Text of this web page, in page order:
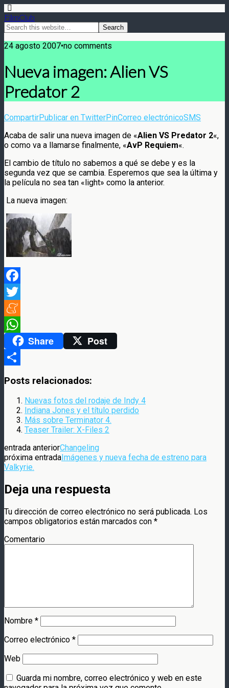
FilmClub
24 agosto 2007•no comments
Nueva imagen: Alien VS
Predator 2
CompartirPublicar en TwitterPinCorreo electrónicoSMS
Acaba de salir una nueva imagen de «Alien VS Predator 2«,
o como va a llamarse finalmente, «AvP Requiem«.
El cambio de título no sabemos a qué se debe y es la
segunda vez que se cambia. Esperemos que sea la última y
la película no sea tan «light» como la anterior.
La nueva imagen:
Facebook
Twitter
Meneame
WhatsAppShare Post
Posts relacionados:
Nuevas fotos del rodaje de Indy 4
Indiana Jones y el título perdido
Más sobre Terminator 4.
Teaser Trailer: X-Files 2
entrada anteriorChangeling
próxima entrada Imágenes y nueva fecha de estreno para
Valkyrie.
Deja una respuesta
Tu dirección de correo electrónico no será publicada. Los
campos obligatorios están marcados con *
Comentario
Nombre *
Correo electrónico *
Web
Guarda mi nombre, correo electrónico y web en este